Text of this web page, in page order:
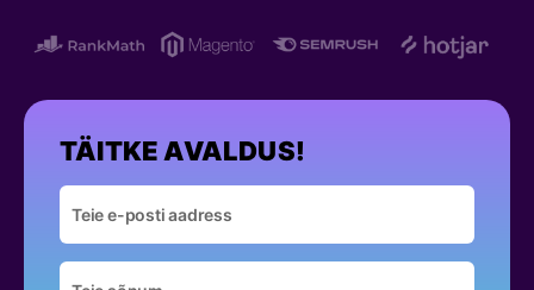
TÄITKE AVALDUS!